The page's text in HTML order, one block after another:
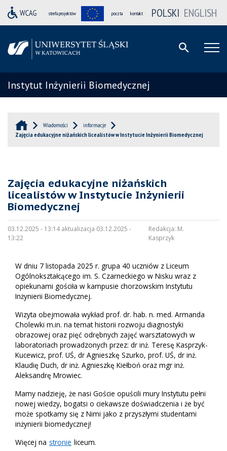
strefa projektów poczta kontakt POLSKI ENGLISH
Instytut Inżynierii Biomedycznej
Wiadomości
informacje
Zajęcia edukacyjne niżańskich licealistów w Instytucie Inżynierii Biomedycznej
Zajęcia edukacyjne niżańskich
licealistów w Instytucie Inżynierii
Biomedycznej
03.12.2025 - 13:14 aktualizacja 03.12.2025 -
13:22
Redakcja: M.
Kasprzyk
W dniu 7 listopada 2025 r. grupa 40 uczniów z Liceum
Ogólnokształcącego im. S. Czarneckiego w Nisku wraz z
opiekunami gościła w kampusie chorzowskim Instytutu
Inżynierii Biomedycznej.
Wizyta obejmowała wykład prof. dr. hab. n. med. Armanda
Cholewki m.in. na temat historii rozwoju diagnostyki
obrazowej oraz pięć odrębnych zajęć warsztatowych w
laboratoriach prowadzonych przez: dr inż. Teresę Kasprzyk-
Kucewicz, prof. UŚ, dr Agnieszkę Szurko, prof. UŚ, dr inż.
Klaudię Duch, dr inż. Agnieszkę Kiełboń oraz mgr inż.
Aleksandrę Mrowiec.
Mamy nadzieję, że nasi Goście opuścili mury Instytutu pełni
nowej wiedzy, bogatsi o ciekawsze doświadczenia i że być
może spotkamy się z Nimi jako z przyszłymi studentami
inżynierii biomedycznej!
Więcej na stronie liceum.